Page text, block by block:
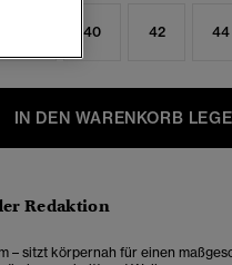
40 42 44
IN DEN WARENKORB
Redaktion
– sitzt körpernah für einen